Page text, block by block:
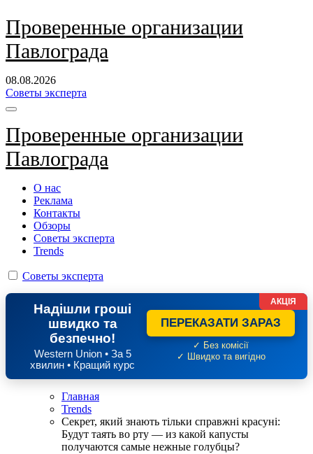
Перейти
к
содержанию
Проверенные организации
Павлограда
08.08.2026
Советы эксперта
Проверенные организации
Павлограда
О нас
Реклама
Контакты
Обзоры
Советы эксперта
Trends
Советы эксперта
Надішли гроші
швидко та
безпечно!
Western Union • За 5
хвилин • Кращий курс
ПЕРЕКАЗАТИ ЗАРАЗ
✓ Без комісії
✓ Швидко та вигідно
АКЦІЯ
Главная
Trends
Секрет, який знають тільки справжні красуні:
Будут таять во рту — из какой капусты
получаются самые нежные голубцы?